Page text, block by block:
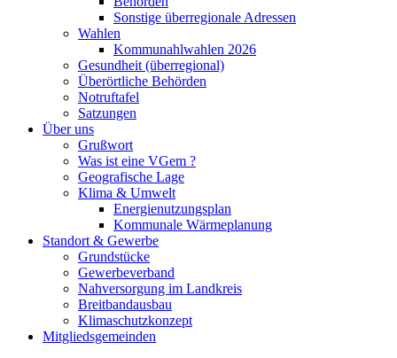
Sonstige überregionale Adressen
Wahlen
Kommunahlwahlen 2026
Gesundheit (überregional)
Überörtliche Behörden
Notruftafel
Satzungen
Über uns
Grußwort
Was ist eine VGem ?
Geografische Lage
Klima & Umwelt
Energienutzungsplan
Kommunale Wärmeplanung
Standort & Gewerbe
Grundstücke
Gewerbeverband
Nahversorgung im Landkreis
Breitbandausbau
Klimaschutzkonzept
Mitgliedsgemeinden